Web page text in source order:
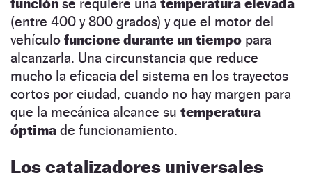
función se requiere una temperatura elevada
(entre 400 y 800 grados) y que el motor del
vehículo funcione durante un tiempo para
alcanzarla. Una circunstancia que reduce
mucho la eficacia del sistema en los trayectos
cortos por ciudad, cuando no hay margen para
que la mecánica alcance su temperatura
óptima de funcionamiento.
Los catalizadores universales